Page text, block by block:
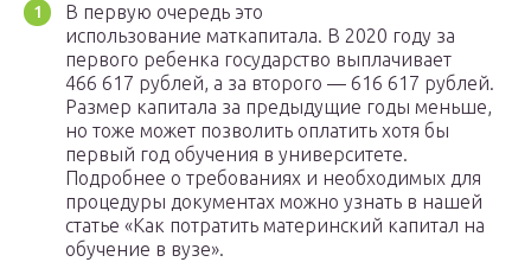
В первую очередь это
использование маткапитала. В 2020 году за
первого ребенка государство выплачивает
466 617 рублей, а за второго — 616 617 рублей.
Размер капитала за предыдущие годы меньше,
но тоже может позволить оплатить хотя бы
первый год обучения в университете.
Подробнее о требованиях и необходимых для
процедуры документах можно узнать в нашей
статье «Как потратить материнский капитал на
обучение в вузе».